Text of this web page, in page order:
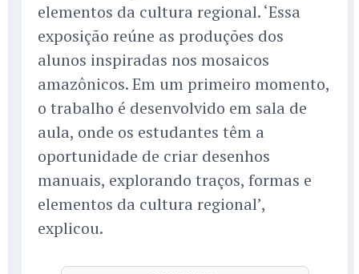
elementos da cultura regional. ‘Essa
exposição reúne as produções dos
alunos inspiradas nos mosaicos
amazônicos. Em um primeiro momento,
o trabalho é desenvolvido em sala de
aula, onde os estudantes têm a
oportunidade de criar desenhos
manuais, explorando traços, formas e
elementos da cultura regional’,
explicou.